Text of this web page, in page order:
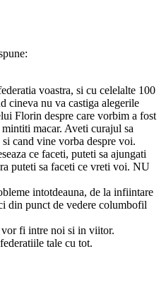
voastra, si cu celelalte 100
cineva nu va castiga alegerile
Florin despre care vorbim a fost
macar. Aveti curajul sa
cand vine vorba despre voi.
ce faceti, puteti sa ajungati
puteti sa faceti ce vreti voi. NU
intotdeauna, de la infiintare
din punct de vedere columbofil
fi intre noi si in viitor.
tale cu tot.